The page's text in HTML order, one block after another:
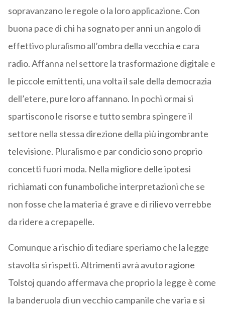
sopravanzano le regole o la loro applicazione. Con
buona pace di chi ha sognato per anni un angolo di
effettivo pluralismo all’ombra della vecchia e cara
radio. Affanna nel settore la trasformazione digitale e
le piccole emittenti, una volta il sale della democrazia
dell’etere, pure loro affannano. In pochi ormai si
spartiscono le risorse e tutto sembra spingere il
settore nella stessa direzione della più ingombrante
televisione. Pluralismo e par condicio sono proprio
concetti fuori moda. Nella migliore delle ipotesi
richiamati con funamboliche interpretazioni che se
non fosse che la materia é grave e di rilievo verrebbe
da ridere a crepapelle.
Comunque a rischio di tediare speriamo che la legge
stavolta si rispetti. Altrimenti avrà avuto ragione
Tolstoj quando affermava che proprio la legge è come
la banderuola di un vecchio campanile che varia e si